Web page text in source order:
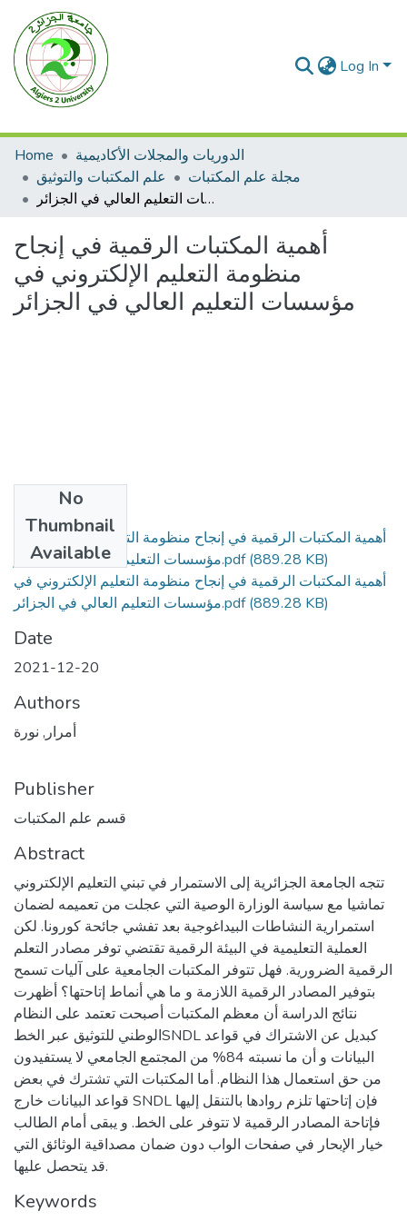
Log In
Home
الدوريات والمجلات الأكاديمية
علم المكتبات والتوثيق
مجلة علم المكتبات
أهمية المكتبات الرقمية في إنجاح منظومة التعليم الإلكتروني في مؤسسات التعليم العالي في الجزائر
أهمية المكتبات الرقمية في إنجاح
منظومة التعليم الإلكتروني في
مؤسسات التعليم العالي في الجزائر
No
Thumbnail
Available
أهمية المكتبات الرقمية في إنجاح منظومة التعليم الإلكتروني في
مؤسسات التعليم العالي في الجزائر.pdf(889.28 KB)
أهمية المكتبات الرقمية في إنجاح منظومة التعليم الإلكتروني في
مؤسسات التعليم العالي في الجزائر.pdf(889.28 KB)
Date
2021-12-20
Authors
أمرار, نورة
Publisher
قسم علم المكتبات
Abstract
تتجه الجامعة الجزائرية إلى الاستمرار في تبني التعليم الإلكتروني
تماشيا مع سياسة الوزارة الوصية التي عجلت من تعميمه لضمان
استمرارية النشاطات البيداغوجية بعد تفشي جائحة كورونا. لكن
العملية التعليمية في البيئة الرقمية تقتضي توفر مصادر التعلم
الرقمية الضرورية. فهل تتوفر المكتبات الجامعية على آليات تسمح
بتوفير المصادر الرقمية اللازمة و ما هي أنماط إتاحتها؟ أظهرت
نتائج الدراسة أن معظم المكتبات أصبحت تعتمد على النظام
الوطني للتوثيق عبر الخطSNDL كبديل عن الاشتراك في قواعد
البيانات و أن ما نسبته 84% من المجتمع الجامعي لا يستفيدون
من حق استعمال هذا النظام. أما المكتبات التي تشترك في بعض
قواعد البيانات خارج SNDL فإن إتاحتها تلزم روادها بالتنقل إليها
فإتاحة المصادر الرقمية لا تتوفر على الخط. و يبقى أمام الطالب
خيار الإبحار في صفحات الواب دون ضمان مصداقية الوثائق التي
قد يتحصل عليها.
Keywords